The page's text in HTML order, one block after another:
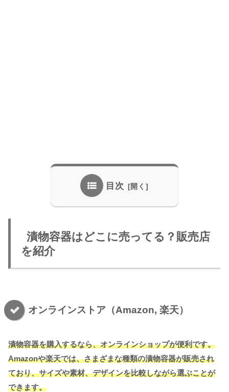
目次
漬物容器はどこに売ってる？販売店
を紹介
オンラインストア（Amazon, 楽天）
漬物容器を購入するなら、オンラインショップが便利です。
Amazonや楽天では、さまざまな種類の漬物容器が販売され
ており、サイズや素材、デザインを比較しながら選ぶことが
できます。